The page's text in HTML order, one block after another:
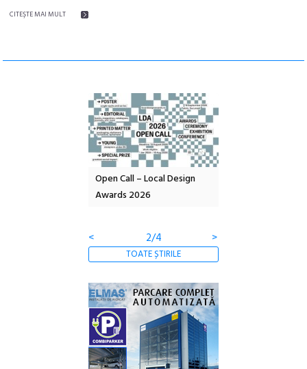
CITEŞTE MAI MULT
Open Call – Local Design
Awards 2026
<
2/4 >
TOATE ȘTIRILE